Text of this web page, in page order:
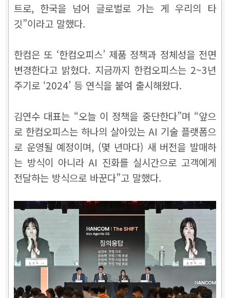
트로, 한국을 넘어 글로벌로 가는 게 우리의 타
깃”이라고 말했다.
한컴은 또 ‘한컴오피스’ 제품 정책과 정체성을 전면
변경한다고 밝혔다. 지금까지 한컴오피스는 2~3년
주기로 ‘2024’ 등 연식을 붙여 출시해왔다.
김연수 대표는 “오늘 이 정책을 중단한다”며 “앞으
로 한컴오피스는 하나의 살아있는 AI 기술 플랫폼으
로 운영될 예정이며, (몇 년마다) 새 버전을 발매하
는 방식이 아니라 AI 진화를 실시간으로 고객에게
전달하는 방식으로 바꾼다”고 말했다.